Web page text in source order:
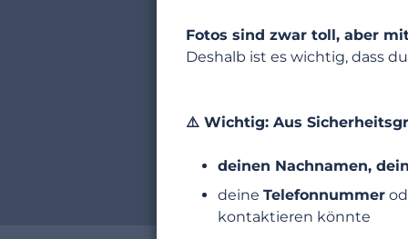
Fotos sind zwar toll, aber
Deshalb ist es wichtig, dass
⚠️ Wichtig: Aus
deinen Nachnamen,
deineTelefonnummer
kontaktieren könnte